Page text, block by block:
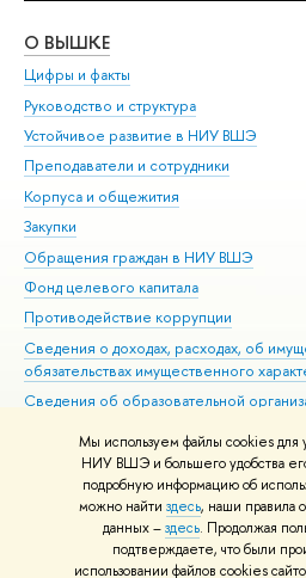
Мы используем файлы cookies для
НИУ ВШЭ и большего удобства
подробную информацию об
можно найти здесь, наши правила
данных –здесь. Продолжая
подтверждаете, что были
использовании файлов cookies
О ВЫШКЕ
Цифры и факты
Руководство и структура
Устойчивое развитие в НИУ ВШЭ
Преподаватели и сотрудники
Корпуса и общежития
Закупки
Обращения граждан в НИУ ВШЭ
Фонд целевого капитала
Противодействие коррупции
Сведения о доходах, расходах, об
обязательствах имущественного
Сведения об образовательной
Людям с ограниченными
Единая платежная страница
Работа в Вышке
© НИУ ВШЭ 1993–2026 Адреса и